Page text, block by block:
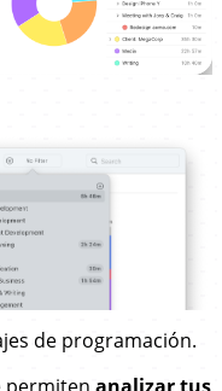
de programación.
permiten analizar tus